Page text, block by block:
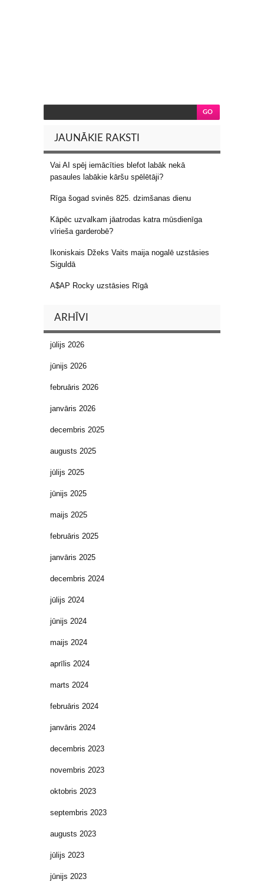
JAUNĀKIE RAKSTI
Vai AI spēj iemācīties blefot labāk nekā
pasaules labākie kāršu spēlētāji?
Rīga šogad svinēs 825. dzimšanas dienu
Kāpēc uzvalkam jāatrodas katra mūsdienīga
vīrieša garderobē?
Ikoniskais Džeks Vaits maija nogalē uzstāsies
Siguldā
A$AP Rocky uzstāsies Rīgā
ARHĪVI
jūlijs 2026
jūnijs 2026
februāris 2026
janvāris 2026
decembris 2025
augusts 2025
jūlijs 2025
jūnijs 2025
maijs 2025
februāris 2025
janvāris 2025
decembris 2024
jūlijs 2024
jūnijs 2024
maijs 2024
aprīlis 2024
marts 2024
februāris 2024
janvāris 2024
decembris 2023
novembris 2023
oktobris 2023
septembris 2023
augusts 2023
jūlijs 2023
jūnijs 2023